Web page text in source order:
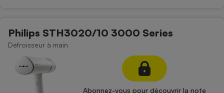
Philips STH3020/10 3000 Series
Défroisseur à main
Abonnez-vous pour découvrir la note